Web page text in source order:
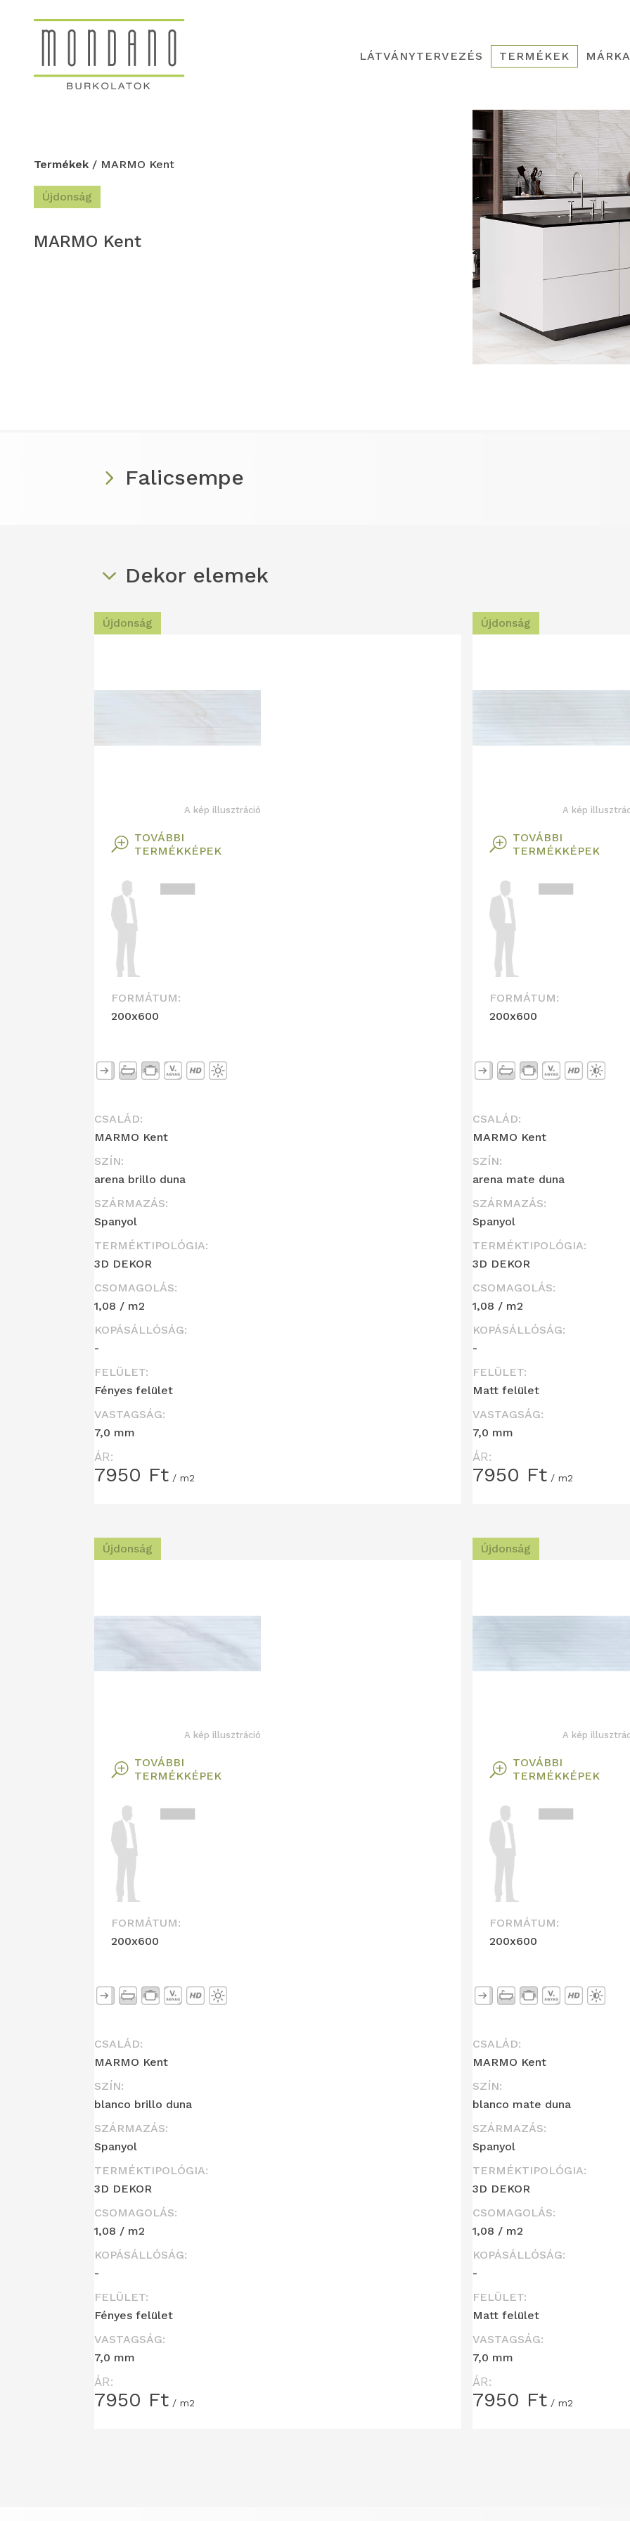
LÁTVÁNYTERVEZÉS TERMÉKEK
Termékek / MARMO Kent
Újdonság
MARMO Kent
Falicsempe
Dekor elemek
Újdonság
A kép illusztráció
T TOVÁBBI
TERMÉKKÉPEK
FORMÁTUM:
200x600
CSALÁD:
MARMO Kent
SZÍN:
arena brillo duna
SZÁRMAZÁS:
Spanyol
TERMÉKTIPOLÓGIA:
3D DEKOR
CSOMAGOLÁS:
1,08 / m2
KOPÁSÁLLÓSÁG:
-
FELÜLET:
Fényes felület
VASTAGSÁG:
7,0 mm
ÁR:
7950 Ft / m2
Újdonság
A kép
T TOVÁBBI
TERMÉKKÉPEK
FORMÁTUM:
200x600
CSALÁD:
MARMO Kent
SZÍN:
arena mate duna
SZÁRMAZÁS:
Spanyol
TERMÉKTIPOLÓGIA:
3D DEKOR
CSOMAGOLÁS:
1,08 / m2
KOPÁSÁLLÓSÁG:
-
FELÜLET:
Matt felület
VASTAGSÁG:
7,0 mm
ÁR:
7950 Ft / m2
Újdonság
A kép illusztráció
T TOVÁBBI
TERMÉKKÉPEK
FORMÁTUM:
200x600
CSALÁD:
MARMO Kent
SZÍN:
blanco brillo duna
SZÁRMAZÁS:
Spanyol
TERMÉKTIPOLÓGIA:
3D DEKOR
CSOMAGOLÁS:
1,08 / m2
KOPÁSÁLLÓSÁG:
-
FELÜLET:
Fényes felület
VASTAGSÁG:
7,0 mm
ÁR:
7950 Ft / m2
Újdonság
A kép
T TOVÁBBI
TERMÉKKÉPEK
FORMÁTUM:
200x600
CSALÁD:
MARMO Kent
SZÍN:
blanco mate duna
SZÁRMAZÁS:
Spanyol
TERMÉKTIPOLÓGIA:
3D DEKOR
CSOMAGOLÁS:
1,08 / m2
KOPÁSÁLLÓSÁG:
-
FELÜLET:
Matt felület
VASTAGSÁG:
7,0 mm
ÁR:
7950 Ft / m2